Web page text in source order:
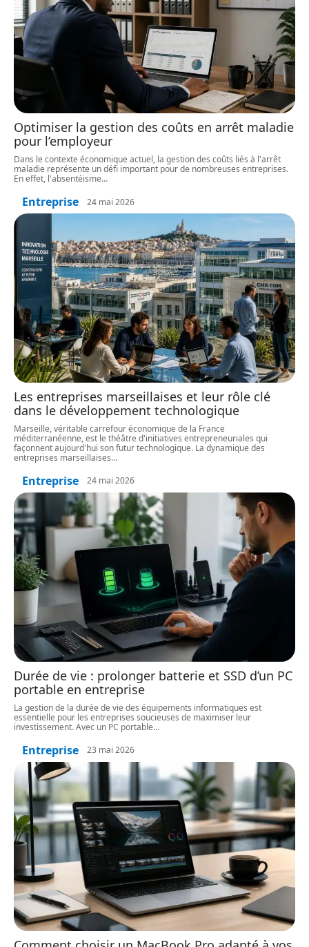
Optimiser la gestion des coûts en arrêt maladie
pour l’employeur
Dans le contexte économique actuel, la gestion des coûts liés à l'arrêt
maladie représente un défi important pour de nombreuses entreprises.
En effet, l'absentéisme…
Entreprise 24 mai 2026
Les entreprises marseillaises et leur rôle clé
dans le développement technologique
Marseille, véritable carrefour économique de la France
méditerranéenne, est le théâtre d'initiatives entrepreneuriales qui
façonnent aujourd'hui son futur technologique. La dynamique des
entreprises marseillaises…
Entreprise 24 mai 2026
Durée de vie : prolonger batterie et SSD d’un PC
portable en entreprise
La gestion de la durée de vie des équipements informatiques est
essentielle pour les entreprises soucieuses de maximiser leur
investissement. Avec un PC portable…
Entreprise 23 mai 2026